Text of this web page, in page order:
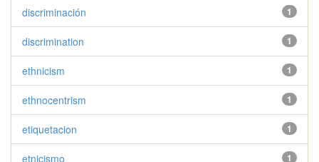
1
discriminación
1
discrimination
1
ethnicism
1
ethnocentrism
1
etiquetacion
1
etnicismo